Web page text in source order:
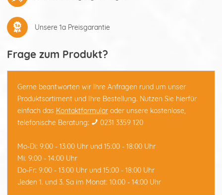
Unsere 1a Preisgarantie
Frage zum Produkt?
Gerne beantworten wir Ihre Anfragen rund um unser
Produktsortiment und Ihre Bestellung. Nutzen Sie hierfür
einfach das Kontaktformular oder unsere kostenlose,
telefonische Beratung:
0231 3359 120
Mo-Di: 9:00 - 13:00 Uhr und 15:00 - 18:00 Uhr
Mi: 9:00 - 14:00 Uhr
Do-Fr: 9:00 - 13:00 Uhr und 15:00 - 18:00 Uhr
Jeden 1. und 3. Sa im Monat: 10:00 - 14:00 Uhr